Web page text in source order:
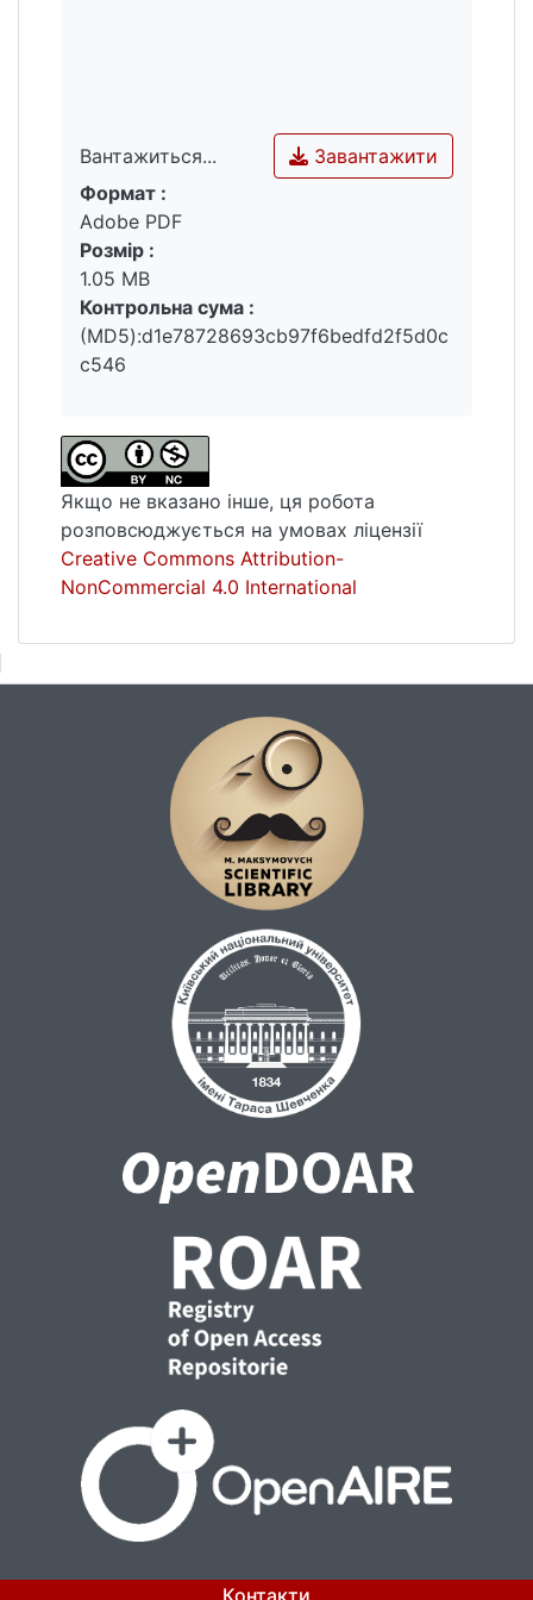
Вантажиться...
Вантажиться...
Завантажити
Формат :
Adobe PDF
Розмір :
1.05 MB
Контрольна сума :
(MD5):d1e78728693cb97f6bedfd2f5d0c
c546
Якщо не вказано інше, ця робота
розповсюджується на умовах ліцензії
Creative Commons Attribution-
NonCommercial 4.0 International
Контакти